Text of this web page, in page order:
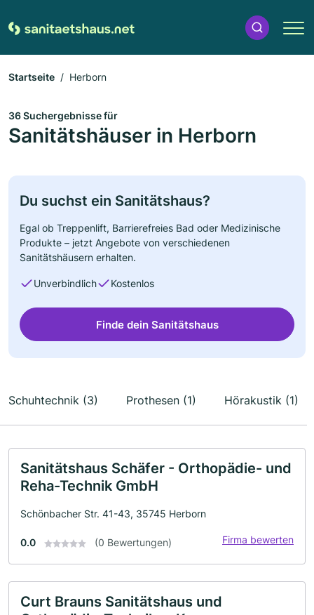
Startseite Herborn
36 Suchergebnisse für
Sanitätshäuser in Herborn
Du suchst ein Sanitätshaus?
Egal ob Treppenlift, Barrierefreies Bad oder Medizinische
Produkte – jetzt Angebote von verschiedenen
Sanitätshäusern erhalten.
Unverbindlich Kostenlos
Finde dein Sanitätshaus
Schuhtechnik (3) Prothesen (1) Hörakustik (1)
Sanitätshaus Schäfer - Orthopädie- und
Reha-Technik GmbH
Schönbacher Str. 41-43, 35745 Herborn
0.0 (0 Bewertungen) Firma bewerten
Curt Brauns Sanitätshaus und